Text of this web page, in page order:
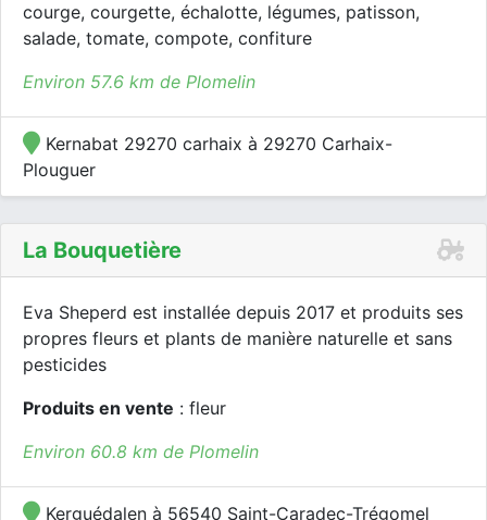
courge, courgette, échalotte, légumes, patisson,
salade, tomate, compote, confiture
Environ 57.6 km de Plomelin
Kernabat 29270 carhaix à 29270 Carhaix-
Plouguer
La Bouquetière
Eva Sheperd est installée depuis 2017 et produits ses
propres fleurs et plants de manière naturelle et sans
pesticides
Produits en vente : fleur
Environ 60.8 km de Plomelin
Kerguédalen à 56540 Saint-Caradec-Trégomel